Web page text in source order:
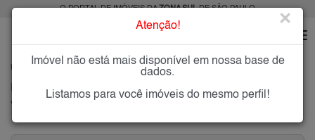
O PORTAL DE IMÓVEIS DAZONA SULDE SÃO PAULO
VILA NOVA CONCEIÇÃO
Imóveis à Venda na Vila Nova Conceição, Zona Sul de São Paulo
Vila Nova Conceição, Zona Sul
Atenção! ×
Imóvel não está mais disponível em nossa base de
dados.
Listamos para você imóveis do mesmo perfil!